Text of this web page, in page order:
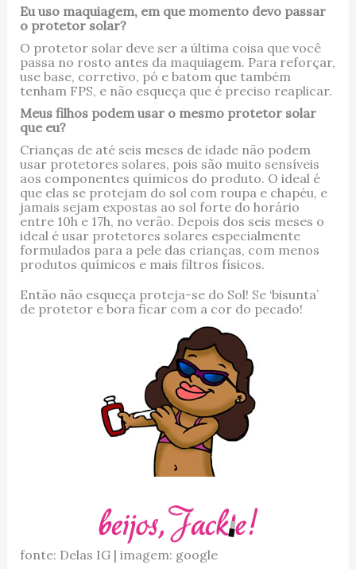
Eu uso maquiagem, em que momento devo passar
o protetor solar?
O protetor solar deve ser a última coisa que você
passa no rosto antes da maquiagem. Para reforçar,
use base, corretivo, pó e batom que também
tenham FPS, e não esqueça que é preciso reaplicar.
Meus filhos podem usar o mesmo protetor solar
que eu?
Crianças de até seis meses de idade não podem
usar protetores solares, pois são muito sensíveis
aos componentes químicos do produto. O ideal é
que elas se protejam do sol com roupa e chapéu, e
jamais sejam expostas ao sol forte do horário
entre 10h e 17h, no verão. Depois dos seis meses o
ideal é usar protetores solares especialmente
formulados para a pele das crianças, com menos
produtos químicos e mais filtros físicos.
Então não esqueça proteja-se do Sol! Se ‘bisunta’
de protetor e bora ficar com a cor do pecado!
fonte: Delas IG | imagem: google